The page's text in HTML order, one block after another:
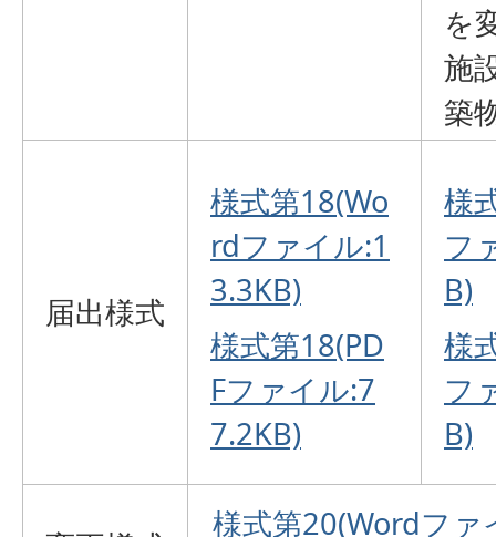
を
施
築
届出様式
様式第18(Wo
rdファイル:1
3.3KB)
様式第18(PD
Fファイル:7
7.2KB)
様
フ
B)
様
フ
B)
様式第20(Wordファ